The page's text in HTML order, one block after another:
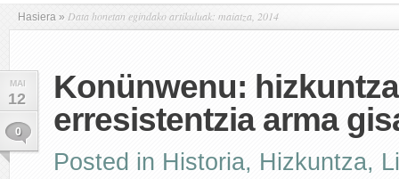
Hasiera » Data honetan egindako artikuluak: maiatza, 2014
MAI
12
0
Konünwenu:
erresistentzia arma
Posted in Historia, Hizkuntza,